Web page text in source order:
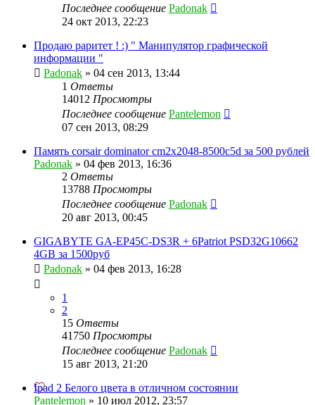
Последнее сообщение Padonak
24 окт 2013, 22:23
Продаю раритет ! :) " Манипулятор графической
информации "
Padonak » 04 сен 2013, 13:44
1 Ответы
14012 Просмотры
Последнее сообщение Pantelemon
07 сен 2013, 08:29
Память corsair dominator cm2x2048-8500c5d за 500 рублей
Padonak » 04 фев 2013, 16:36
2 Ответы
13788 Просмотры
Последнее сообщение Padonak
20 авг 2013, 00:45
GIGABYTE GA-EP45C-DS3R + 6Patriot PSD32G10662
4GB за 1500руб
Padonak » 04 фев 2013, 16:28
1
2
15 Ответы
41750 Просмотры
Последнее сообщение Padonak
15 авг 2013, 21:20
Ipad 2 Белого цвета в отличном состоянии
Pantelemon » 10 июл 2012, 23:57